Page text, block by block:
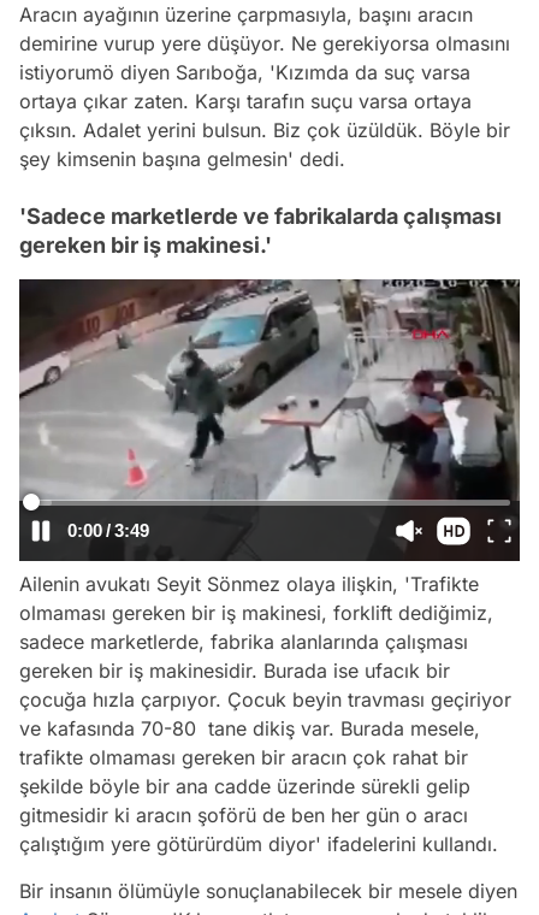
Aracın ayağının üzerine çarpmasıyla, başını aracın
demirine vurup yere düşüyor. Ne gerekiyorsa olmasını
istiyorumö diyen Sarıboğa, 'Kızımda da suç varsa
ortaya çıkar zaten. Karşı tarafın suçu varsa ortaya
çıksın. Adalet yerini bulsun. Biz çok üzüldük. Böyle bir
şey kimsenin başına gelmesin' dedi.
'Sadece marketlerde ve fabrikalarda çalışması
gereken bir iş makinesi.'
/
Ailenin avukatı Seyit Sönmez olaya ilişkin, 'Trafikte
olmaması gereken bir iş makinesi, forklift dediğimiz,
sadece marketlerde, fabrika alanlarında çalışması
gereken bir iş makinesidir. Burada ise ufacık bir
çocuğa hızla çarpıyor. Çocuk beyin travması geçiriyor
ve kafasında 70-80 tane dikiş var. Burada mesele,
trafikte olmaması gereken bir aracın çok rahat bir
şekilde böyle bir ana cadde üzerinde sürekli gelip
gitmesidir ki aracın şoförü de ben her gün o aracı
çalıştığım yere götürürdüm diyor' ifadelerini kullandı.
Bir insanın ölümüyle sonuçlanabilecek bir mesele diyen